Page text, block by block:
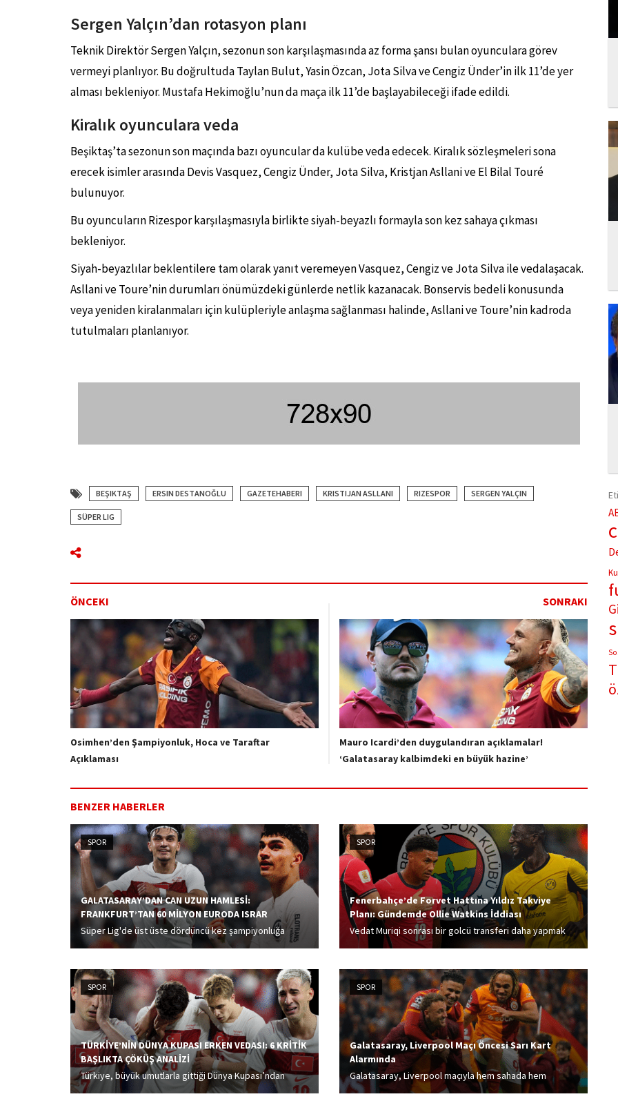
Sergen Yalçın’dan rotasyon planı
Teknik Direktör Sergen Yalçın, sezonun son karşılaşmasında az forma şansı bulan oyunculara görev
vermeyi planlıyor. Bu doğrultuda Taylan Bulut, Yasin Özcan, Jota Silva ve Cengiz Ünder’in ilk 11’de yer
alması bekleniyor. Mustafa Hekimoğlu’nun da maça ilk 11’de başlayabileceği ifade edildi.
Kiralık oyunculara veda
Beşiktaş’ta sezonun son maçında bazı oyuncular da kulübe veda edecek. Kiralık sözleşmeleri sona
erecek isimler arasında Devis Vasquez, Cengiz Ünder, Jota Silva, Kristjan Asllani ve El Bilal Touré
bulunuyor.
Bu oyuncuların Rizespor karşılaşmasıyla birlikte siyah-beyazlı formayla son kez sahaya çıkması
bekleniyor.
Siyah-beyazlılar beklentilere tam olarak yanıt veremeyen Vasquez, Cengiz ve Jota Silva ile vedalaşacak.
Asllani ve Toure’nin durumları önümüzdeki günlerde netlik kazanacak. Bonservis bedeli konusunda
veya yeniden kiralanmaları için kulüpleriyle anlaşma sağlanması halinde, Asllani ve Toure’nin kadroda
tutulmaları planlanıyor.
BEŞIKTAŞ ERSIN DESTANOĞLU GAZETEHABERI KRISTIJAN ASLLANI RIZESPOR SERGEN YALÇIN
SÜPER LIG
ÖNCEKI SONRAKI
Osimhen’den Şampiyonluk, Hoca ve Taraftar
Açıklaması
Mauro Icardi’den duygulandıran açıklamalar!
‘Galatasaray kalbimdeki en büyük hazine’
BENZER HABERLER
SPOR
GALATASARAY’DAN CAN UZUN HAMLESİ:
FRANKFURT’TAN 60 MİLYON EURODA ISRAR
Süper Lig'de üst üste dördüncü kez şampiyonluğa
ulaşan Galatasaray, Can Uzun transferde taktik
SPOR
Fenerbahçe’de Forvet Hattına Yıldız Takviye
Planı: Gündemde Ollie Watkins İddiası
Vedat Muriqi sonrası bir golcü transferi daha yapmak
isteyen Fenerbahçe, Serhou Guirassy ile başka bir
SPOR
TÜRKİYE’NİN DÜNYA KUPASI ERKEN VEDASI: 6 KRİTİK
BAŞLIKTA ÇÖKÜŞ ANALİZİ
Türkiye, büyük umutlarla gittiği Dünya Kupası’ndan
hüzünlü şekilde veda etti. Avustralya’nın ardından dün
SPOR
Galatasaray, Liverpool Maçı Öncesi Sarı Kart
Alarmında
Galatasaray, Liverpool maçıyla hem sahada hem
kasada kazanmayı hedefliyor. Rams Park’ta kapalı gişe